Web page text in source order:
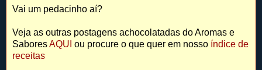
Vai um pedacinho aí?
Veja as outras postagens achocolatadas do Aromas e
SaboresAQUI ou procure o que quer em nosso índice de
receitas